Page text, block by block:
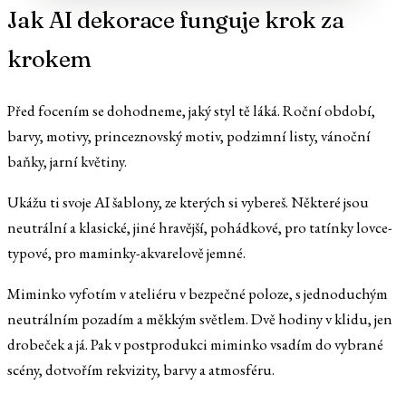
Jak AI dekorace funguje krok za
krokem
Před focením se dohodneme, jaký styl tě láká. Roční období,
barvy, motivy, princeznovský motiv, podzimní listy, vánoční
baňky, jarní květiny.
Ukážu ti svoje AI šablony, ze kterých si vybereš. Některé jsou
neutrální a klasické, jiné hravější, pohádkové, pro tatínky lovce-
typové, pro maminky-akvarelově jemné.
Miminko vyfotím v ateliéru v bezpečné poloze, s jednoduchým
neutrálním pozadím a měkkým světlem. Dvě hodiny v klidu, jen
drobeček a já. Pak v postprodukci miminko vsadím do vybrané
scény, dotvořím rekvizity, barvy a atmosféru.